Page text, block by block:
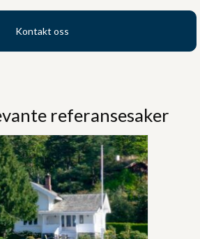
Kontakt oss
referansesaker